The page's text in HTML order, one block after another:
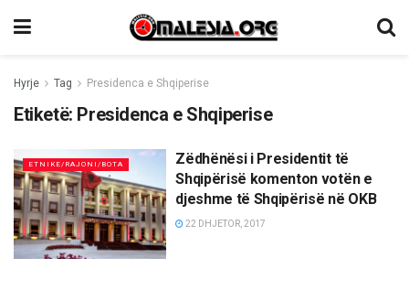
Hyrje Tag Presidenca e Shqiperise
Etiketë: Presidenca e Shqiperise
ETNIKE/RAJONI/BOTA
Zëdhënësi i Presidentit të
Shqipërisë komenton votën e
djeshme të Shqipërisë në OKB
22 DHJETOR, 2017